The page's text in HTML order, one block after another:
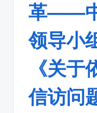
革——
领导小
《关
信访问